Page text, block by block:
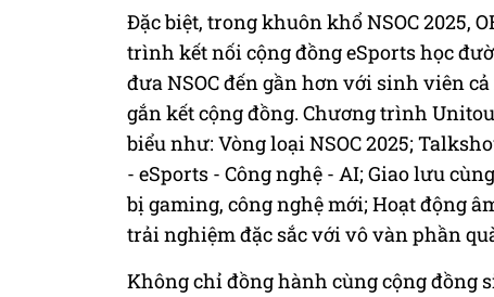
Đặc biệt, trong khuôn khổ NSOC
trình kết nối cộng đồng eSports học
đưa NSOC đến gần hơn với sinh viên
gắn kết cộng đồng. Chương trình
biểu như: Vòng loại NSOC 2025;
- eSports - Công nghệ - AI; Giao lưu
bị gaming, công nghệ mới; Hoạt động
trải nghiệm đặc sắc với vô vàn phần
Không chỉ đồng hành cùng cộng đồng